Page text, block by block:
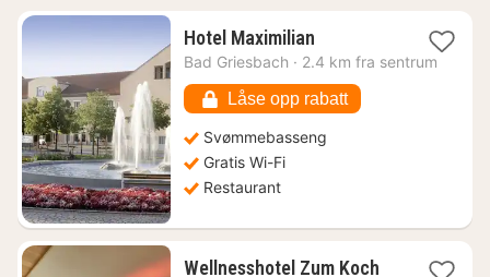
Hotel Maximilian1
natt
1063
kr.
Bad Griesbach · 2.4 km fra sentrum
Låse opp rabatt
Svømmebasseng
Gratis Wi-Fi
Restaurant
Wellnesshotel Zum Koch